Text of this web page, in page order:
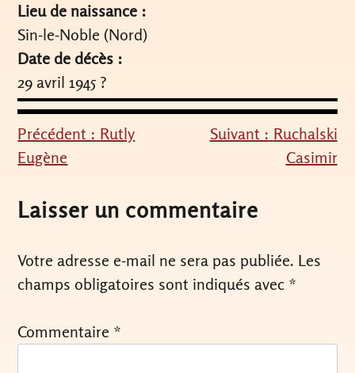
Lieu de naissance :
Sin-le-Noble (Nord)
Date de décès :
29 avril 1945 ?
Navigation
de
l’article
Précédent : Rutly
Eugène
Suivant : Ruchalski
Casimir
Laisser un commentaire
Votre adresse e-mail ne sera pas publiée. Les
champs obligatoires sont indiqués avec *
Commentaire *